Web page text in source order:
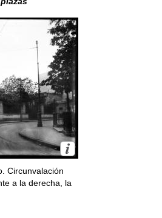
Circunvalación
a la derecha, la